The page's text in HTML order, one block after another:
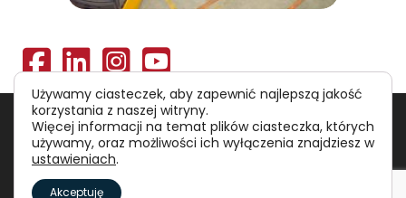
Polityka prywatności
©Polska Agencja Inwestycji i Handlu S.A.
Używamy ciasteczek, aby zapewnić najlepszą jakość
korzystania z naszej witryny.
Więcej informacji na temat plików ciasteczka, których
używamy, oraz możliwości ich wyłączenia znajdziesz w
ustawieniach.
Akceptuję